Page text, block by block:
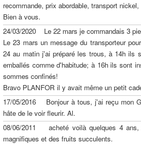
recommande, prix abordable, transport
Bien à vous.
24/03/2020 Le 22 mars je commandais 3
Le 23 mars un message du transporteur
24 au matin j'ai préparé les trous, à 14h ils
emballés comme d'habitude; à 16h ils sont
sommes confinés!
Bravo PLANFOR il y avait même un petit
17/05/2016 Bonjour à tous, j'ai reçu mon
hâte de le voir fleurir. Al.
08/06/2011 acheté voilà quelques 4 ans,
magnifiques et des fruits succulents.